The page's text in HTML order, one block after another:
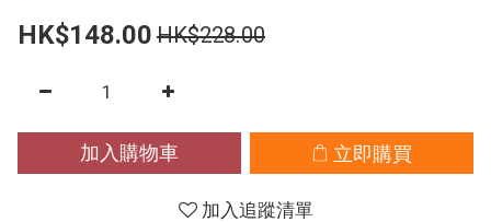
HK$148.00 HK$228.00
加入購物車 立即購買
加入追蹤清單